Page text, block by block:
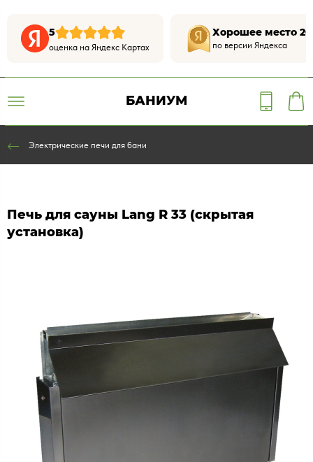
5
оценка на Яндекс Картах
Хорошее место
по версии Яндекса
БАНИУМ
Электрические печи для бани
Печь для сауны Lang R 33 (скрытая
установка)